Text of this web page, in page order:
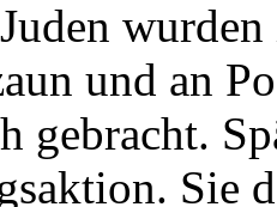
und an
gebracht.
Sie